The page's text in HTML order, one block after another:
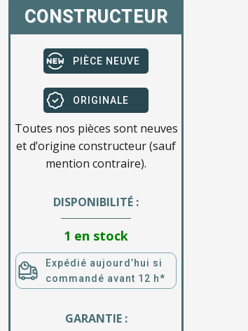
CONSTRUCTEUR
PIÈCE NEUVE
ORIGINALE
Toutes nos pièces sont neuves
et d’origine constructeur (sauf
mention contraire).
DISPONIBILITÉ :
1 en stock
Expédié aujourd’hui si
commandé avant 12 h*
GARANTIE :